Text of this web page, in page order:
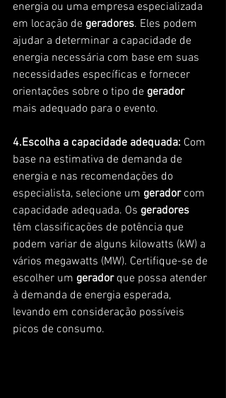
energia ou uma empresa especializada
em locação de geradores. Eles podem
ajudar a determinar a capacidade de
energia necessária com base em suas
necessidades específicas e fornecer
orientações sobre o tipo de gerador
mais adequado para o evento.
4.Escolha a capacidade adequada: Com
base na estimativa de demanda de
energia e nas recomendações do
especialista, selecione um gerador com
capacidade adequada. Os geradores
têm classificações de potência que
podem variar de alguns kilowatts (kW) a
vários megawatts (MW). Certifique-se de
escolher um gerador que possa atender
à demanda de energia esperada,
levando em consideração possíveis
picos de consumo.